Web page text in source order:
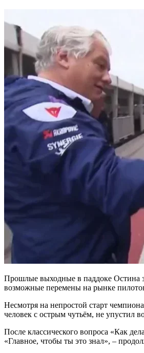
Прошлые выходные в паддоке Остина
возможные перемены на рынке
Несмотря на непростой старт
человек с острым чутьём, не упустил
После классического вопроса «Как
«Главное, чтобы ты это знал», –